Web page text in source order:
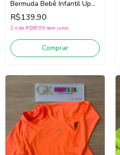
Bermuda Bebê Infantil Up
Baby 46982 (Amarelo/Bege
escuro)
R$139,90
2 x de R$69,95 sem juros
Comprar